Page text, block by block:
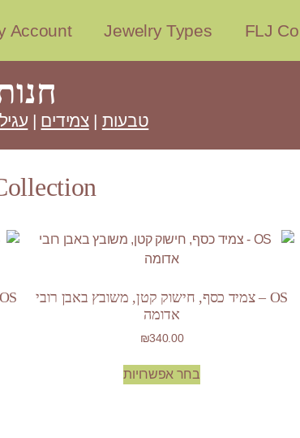
FLJ
Jewelry Types
Account
טבעות |צמידים |
OS – צמיד כסף, חישוק קטן, משובץ באבן רובי
אדומה
₪340.00
בחר אפשרויות